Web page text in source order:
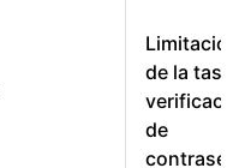
Limitación
de la tasa
de